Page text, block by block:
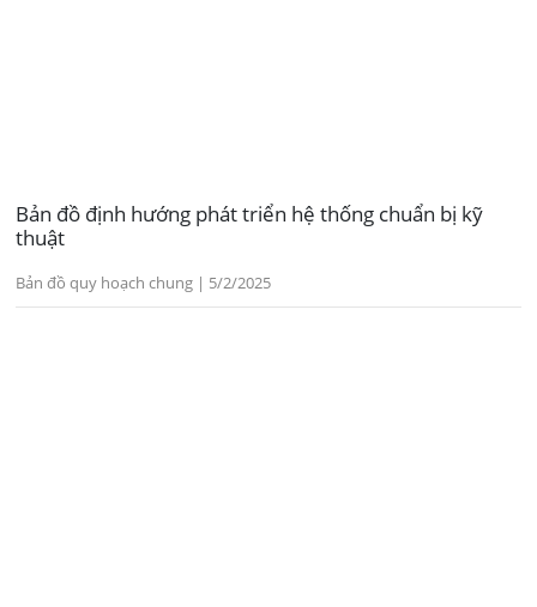
Bản đồ định hướng phát triển hệ thống chuẩn bị kỹ
thuật
Bản đồ quy hoạch chung | 5/2/2025